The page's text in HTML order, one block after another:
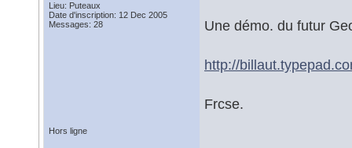
Lieu: Puteaux
Date d'inscription: 12 Dec 2005
Messages: 28
Une démo. du futur
http://
Frcse.
Hors ligne